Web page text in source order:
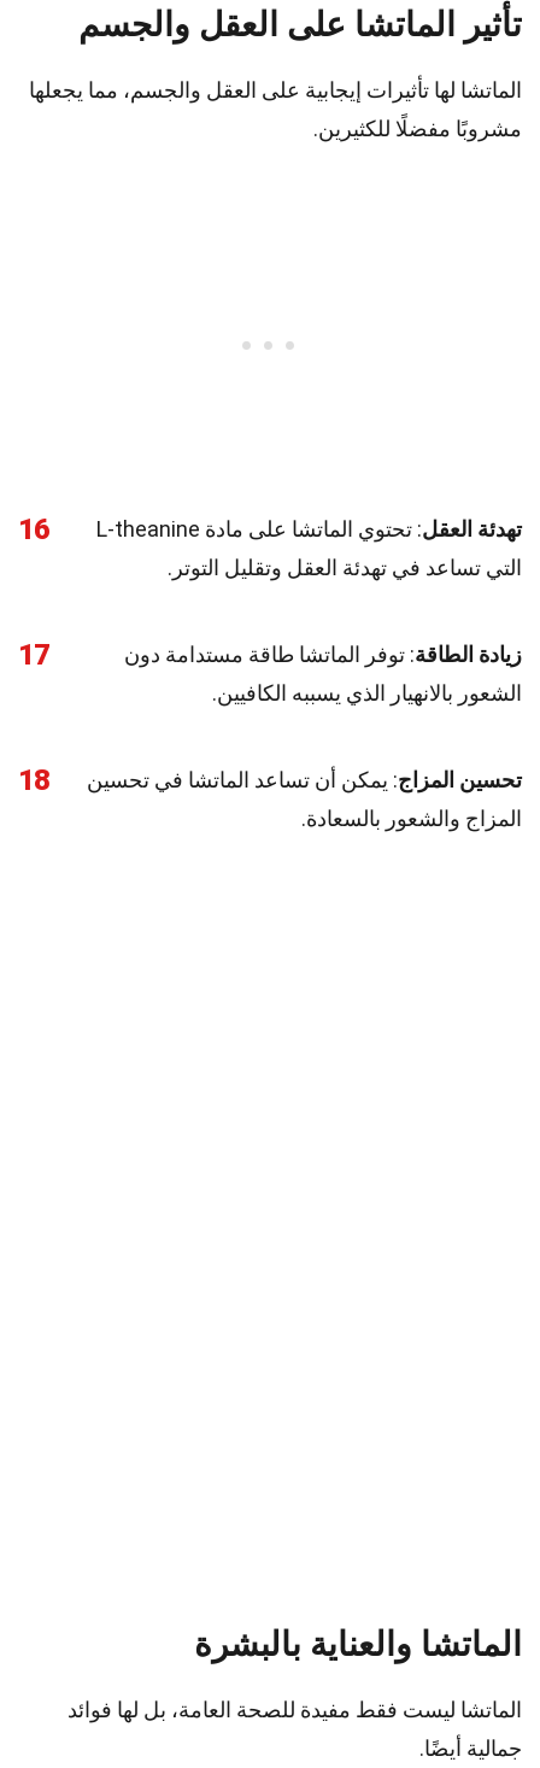
تأثير الماتشا على العقل والجسم
الماتشا لها تأثيرات إيجابية على العقل والجسم، مما يجعلها
مشروبًا مفضلًا للكثيرين.
16 تهدئة العقل
: تحتوي الماتشا على مادة L-theanine
التي تساعد في تهدئة العقل وتقليل التوتر.
17 زيادة الطاقة: توفر الماتشا طاقة مستدامة دون
الشعور بالانهيار الذي يسببه الكافيين.
18 تحسين المزاج: يمكن أن تساعد الماتشا في تحسين
المزاج والشعور بالسعادة.
الماتشا والعناية بالبشرة
الماتشا ليست فقط مفيدة للصحة العامة، بل لها فوائد
جمالية أيضًا.